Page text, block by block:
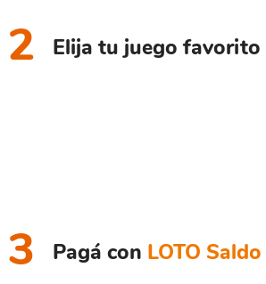
2 Elija tu juego favorito
3 Pagá con LOTO